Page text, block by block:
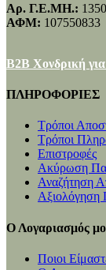
Αρ. Γ.Ε.ΜΗ.:
ΑΦΜ: 107550833
B2B Χονδρική
ΠΛΗΡΟΦΟΡΙΕΣ
Τρόποι
Τρόποι
Επιστροφές
Ακύρωση
Αναζήτηση
Αξιολόγηση
Ο Λογαριασμός
Ποιοι